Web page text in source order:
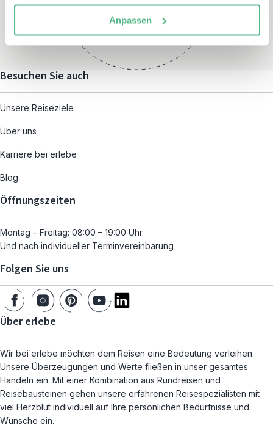
Anpassen
und nach individueller
Terminvereinbarung
Besuchen Sie auch
Unsere Reiseziele
Über uns
Karriere bei erlebe
Blog
Öffnungszeiten
Montag – Freitag: 08:00 – 19:00 Uhr
Und nach individueller Terminvereinbarung
Folgen Sie uns
Über erlebe
Wir bei erlebe möchten dem Reisen eine Bedeutung verleihen.
Unsere Überzeugungen und Werte fließen in unser gesamtes
Handeln ein. Mit einer Kombination aus Rundreisen und
Reisebausteinen gehen unsere erfahrenen Reisespezialisten mit
viel Herzblut individuell auf Ihre persönlichen Bedürfnisse und
Wünsche ein.